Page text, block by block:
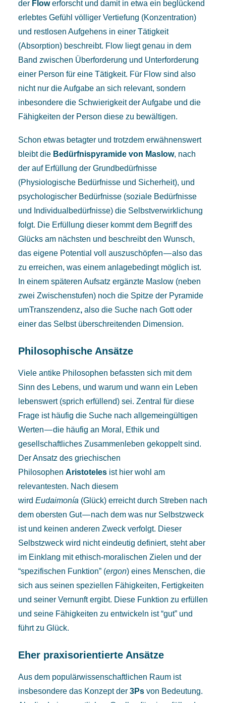
der Flowerforscht und damit in etwa ein beglückend
erlebtes Gefühl völliger Vertiefung (Konzentration)
und restlosen Aufgehens in einer Tätigkeit
(Absorption) beschreibt. Flow liegt genau in dem
Band zwischen Überforderung und Unterforderung
einer Person für eine Tätigkeit. Für Flow sind also
nicht nur die Aufgabe an sich relevant, sondern
inbesondere die Schwierigkeit der Aufgabe und die
Fähigkeiten der Person diese zu bewältigen.
Schon etwas betagter und trotzdem erwähnenswert
bleibt die Bedürfnispyramide von Maslow, nach
der auf Erfüllung der Grundbedürfnisse
(Physiologische Bedürfnisse und Sicherheit), und
psychologischer Bedürfnisse (soziale Bedürfnisse
und Individualbedürfnisse) die Selbstverwirklichung
folgt. Die Erfüllung dieser kommt dem Begriff des
Glücks am nächsten und beschreibt den Wunsch,
das eigene Potential voll auszuschöpfen — also das
zu erreichen, was einem anlagebedingt möglich ist.
In einem späteren Aufsatz ergänzte Maslow (neben
zwei Zwischenstufen) noch die Spitze der Pyramide
umTranszendenz, also die Suche nach Gott oder
einer das Selbst überschreitenden Dimension.
Philosophische Ansätze
Viele antike Philosophen befassten sich mit dem
Sinn des Lebens, und warum und wann ein Leben
lebenswert (sprich erfüllend) sei. Zentral für diese
Frage ist häufig die Suche nach allgemeingültigen
Werten — die häufig an Moral, Ethik und
gesellschaftliches Zusammenleben gekoppelt sind.
Der Ansatz des griechischen
Philosophen Aristoteles ist hier wohl am
relevantesten. Nach diesem
wird Eudaimonía (Glück) erreicht durch Streben nach
dem obersten Gut — nach dem was nur Selbstzweck
ist und keinen anderen Zweck verfolgt. Dieser
Selbstzweck wird nicht eindeutig definiert, steht aber
im Einklang mit ethisch-moralischen Zielen und der
“spezifischen Funktion” (ergon) eines Menschen, die
sich aus seinen speziellen Fähigkeiten, Fertigkeiten
und seiner Vernunft ergibt. Diese Funktion zu erfüllen
und seine Fähigkeiten zu entwickeln ist “gut” und
führt zu Glück.
Eher praxisorientierte Ansätze
Aus dem populärwissenschaftlichen Raum ist
insbesondere das Konzept der 3Ps von Bedeutung.